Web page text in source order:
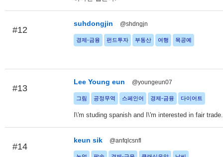
#12
suhdongjin @shdngjn
경제-금융 펀드투자 부동산 여행 목공예
#13
Lee Young eun @youngeun07
그림 공정무역 스페인어 경제-금융 다이어트
I\'m studing spanish and I\'m interested in fair trade.
#14
keun sik @anfqlcsnfl